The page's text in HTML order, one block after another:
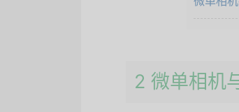
2 微单相机